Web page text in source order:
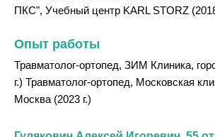
ПКС", Учебный центр KARL STORZ
Опыт работы
Травматолог-ортопед, ЗИМ Клиника,
г.) Травматолог-ортопед, Московская
Москва (2023 г.)